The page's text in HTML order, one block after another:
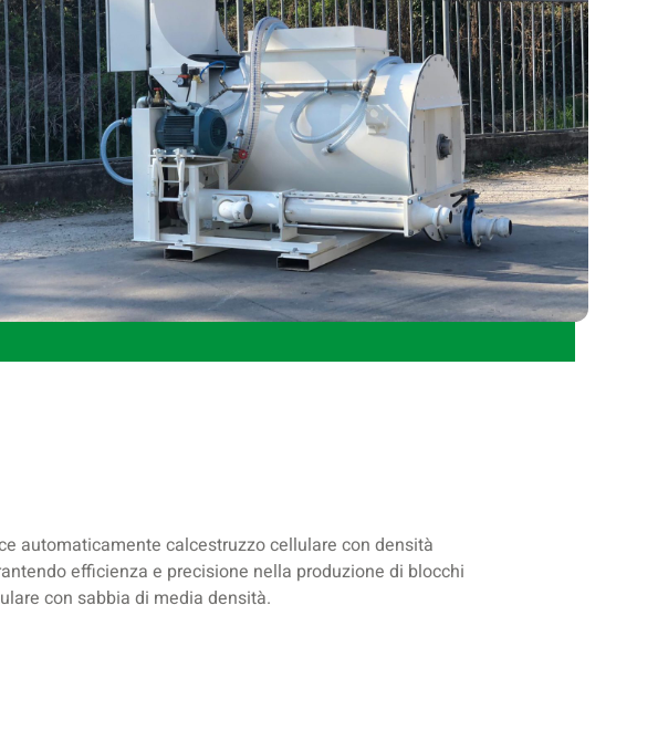
automaticamente calcestruzzo cellulare con densità
efficienza e precisione nella produzione di blocchi
con sabbia di media densità.